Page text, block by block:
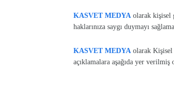
KASVET MEDYA olarak kişisel
haklarınıza saygı duymayı
KASVET MEDYA olarak
açıklamalara aşağıda yer